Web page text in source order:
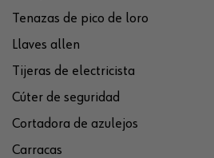
Tenazas de pico de loro
Llaves allen
Tijeras de electricista
Cúter de seguridad
Cortadora de azulejos
Carracas